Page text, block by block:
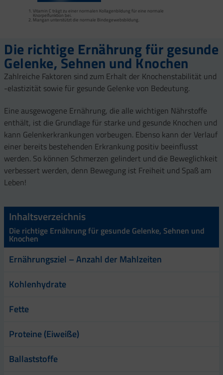
Vitamin C trägt zu einer normalen Kollagenbildung für eine normale
Knorpelfunktion bei.
Mangan unterstützt die normale Bindegewebsbildung.
Mangan trägt zur normalen Bindegewebsbildung und Kupfer zur Erhaltung von
normalem Bindegewebe bei. Sehnen, Bänder und Faszien zählen zum
Bindegewebe.
Calcium, Vitamin D, Magnesium, Mangan, Zink und Vitamin K tragen zur Erhaltung
normaler Knochen bei.
Mangan trägt zu einer normalen Bindegewebsbildung und Kupfer zur Erhaltung
Die richtige Ernährung für gesunde
Gelenke, Sehnen und Knochen
Zahlreiche Faktoren sind zum Erhalt der Knochenstabilität und
-elastizität sowie für gesunde Gelenke von Bedeutung.
Eine ausgewogene Ernährung, die alle wichtigen Nährstoffe
enthält, ist die Grundlage für starke und gesunde Knochen und
kann Gelenkerkrankungen vorbeugen. Ebenso kann der Verlauf
einer bereits bestehenden Erkrankung positiv beeinflusst
werden. So können Schmerzen gelindert und die Beweglichkeit
verbessert werden, denn Bewegung ist Freiheit und Spaß am
Leben!
Inhaltsverzeichnis
Die richtige Ernährung für gesunde Gelenke, Sehnen und
Knochen
Ernährungsziel – Anzahl der Mahlzeiten
Kohlenhydrate
Fette
Proteine (Eiweiße)
Ballaststoffe